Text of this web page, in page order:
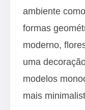
ambiente
formas
moderno,
uma
modelos
mais